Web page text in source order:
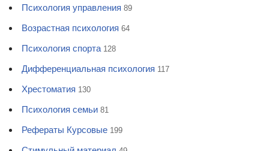
Психология управления 89
Возрастная психология 64
Психология спорта 128
Дифференциальная психология 117
Хрестоматия 130
Психология семьи 81
Рефераты Курсовые 199